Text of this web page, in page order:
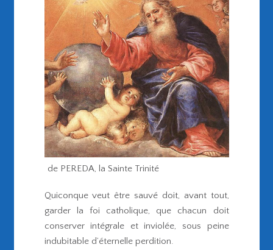
Antonio de PEREDA, la Sainte Trinité
Quiconque veut être sauvé doit, avant tout,
garder la foi catholique, que chacun doit
conserver intégrale et inviolée, sous peine
indubitable d’éternelle perdition.